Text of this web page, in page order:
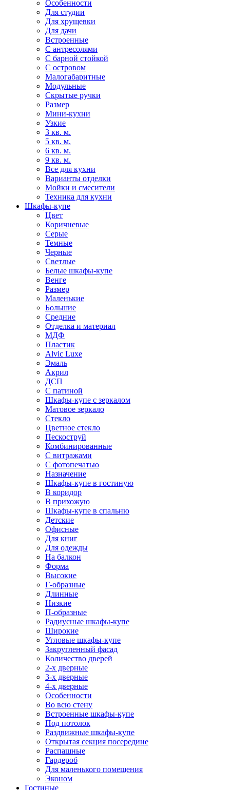
Особенности
Для студии
Для хрущевки
Для дачи
Встроенные
С антресолями
С барной стойкой
С островом
Малогабаритные
Модульные
Скрытые ручки
Размер
Мини-кухни
Узкие
3 кв. м.
5 кв. м.
6 кв. м.
9 кв. м.
Все для кухни
Варианты отделки
Мойки и смесители
Техника для кухни
Шкафы-купе
Цвет
Коричневые
Серые
Темные
Черные
Светлые
Белые шкафы-купе
Венге
Размер
Маленькие
Большие
Средние
Отделка и материал
МДФ
Пластик
Alvic Luxe
Эмаль
Акрил
ДСП
С патиной
Шкафы-купе с зеркалом
Матовое зеркало
Стекло
Цветное стекло
Пескоструй
Комбинированные
С витражами
С фотопечатью
Назначение
Шкафы-купе в гостиную
В коридор
В прихожую
Шкафы-купе в спальню
Детские
Офисные
Для книг
Для одежды
На балкон
Форма
Высокие
Г-образные
Длинные
Низкие
П-образные
Радиусные шкафы-купе
Широкие
Угловые шкафы-купе
Закругленный фасад
Количество дверей
2-х дверные
3-х дверные
4-х дверные
Особенности
Во всю стену
Встроенные шкафы-купе
Под потолок
Раздвижные шкафы-купе
Открытая секция посередине
Распашные
Гардероб
Для маленького помещения
Эконом
Гостиные